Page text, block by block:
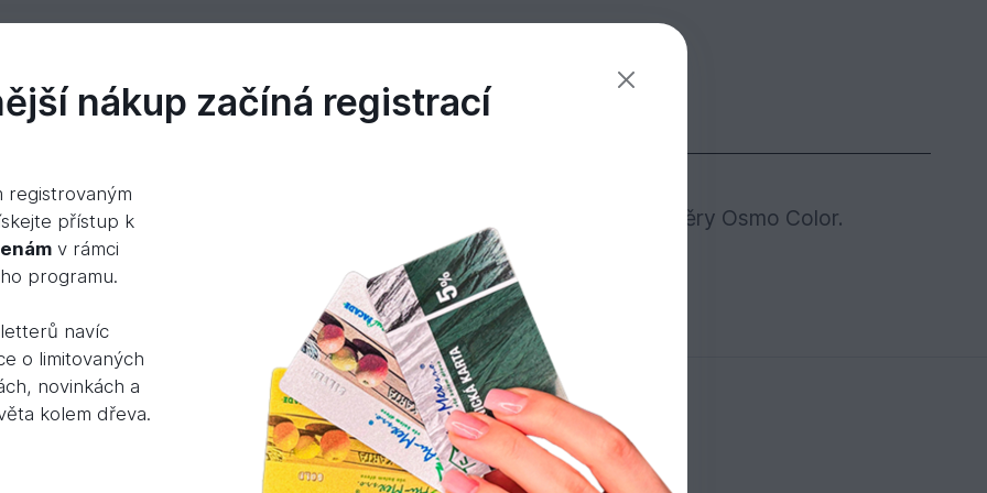
různé délky. Doporučujeme na povrchovou úpravu palubek nátěry Osmo Color.
k palubkám, vruty a lišty z masivního dřeva.
za m2 včetně pera.
Mohlo by Vás zajímat
nákup začíná registrací
registrovaným
přístup k
v rámci
programu.
navíc
o limitovaných
novinkách a
kolem dřeva.